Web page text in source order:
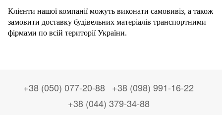
Клієнти нашої компанії можуть виконати самовивіз, а також
замовити доставку будівельних матеріалів транспортними
фірмами по всій території України.
+38 (050) 077-20-88 +38 (098) 991-16-22
+38 (044) 379-34-88